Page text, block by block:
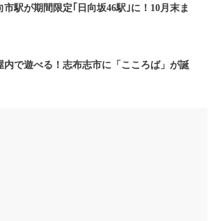
市駅が期間限定｢日向坂46駅｣に！10月末ま
内で遊べる！志布志市に「こころば」が誕